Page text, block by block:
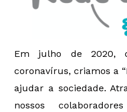
Em julho de 2020,
coronavírus, criamos a
ajudar a sociedade.
nossos